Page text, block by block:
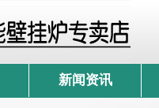
新闻资讯